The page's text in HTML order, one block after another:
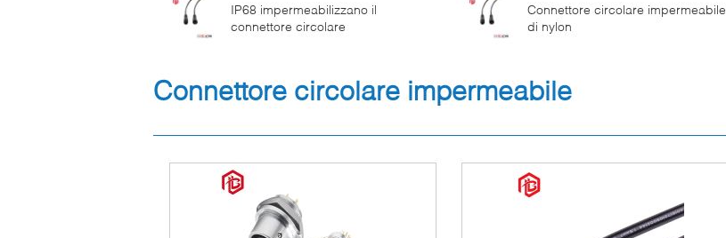
IP68 impermeabilizzano il
connettore circolare
Connettore circolare impermeabile
di nylon
Connettore circolare impermeabile